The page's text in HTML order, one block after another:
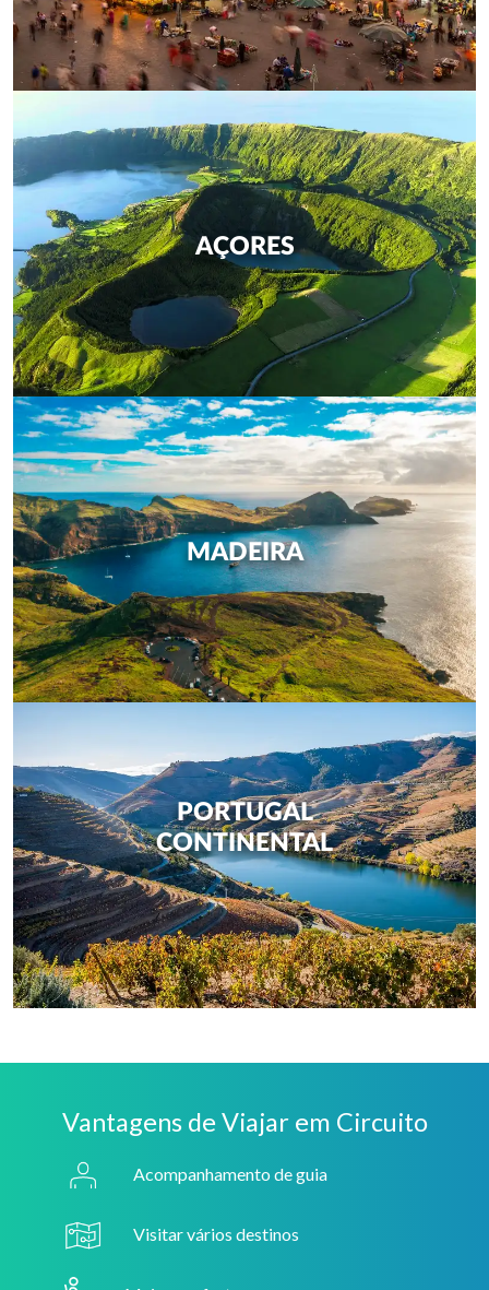
AÇORES
MADEIRA
PORTUGAL
CONTINENTAL
Vantagens de Viajar em Circuito
Acompanhamento de guia
Visitar vários destinos